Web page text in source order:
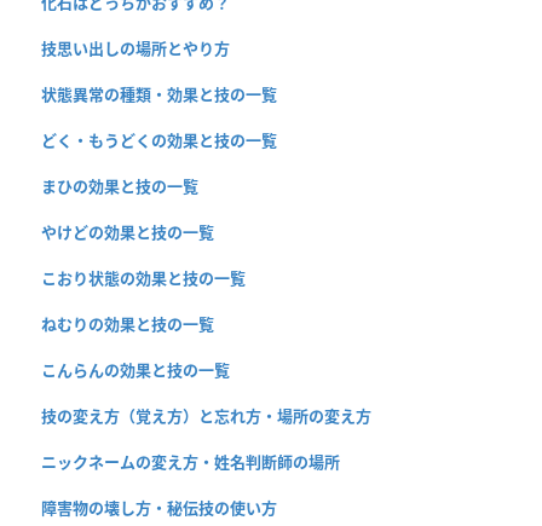
技思い出しの場所とやり方
状態異常の種類・効果と技の一覧
どく・もうどくの効果と技の一覧
まひの効果と技の一覧
やけどの効果と技の一覧
こおり状態の効果と技の一覧
ねむりの効果と技の一覧
こんらんの効果と技の一覧
技の変え方（覚え方）と忘れ方・場所の変え方
ニックネームの変え方・姓名判断師の場所
障害物の壊し方・秘伝技の使い方